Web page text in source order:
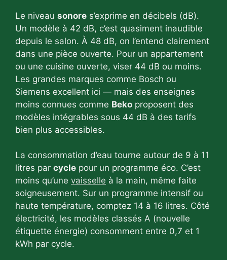
Le niveau sonore s’exprime en décibels (dB).
Un modèle à 42 dB, c’est quasiment inaudible
depuis le salon. À 48 dB, on l’entend clairement
dans une pièce ouverte. Pour un appartement
ou une cuisine ouverte, viser 44 dB ou moins.
Les grandes marques comme Bosch ou
Siemens excellent ici — mais des enseignes
moins connues comme Beko proposent des
modèles intégrables sous 44 dB à des tarifs
bien plus accessibles.
La consommation d’eau tourne autour de 9 à 11
litres par cycle pour un programme éco. C’est
moins qu’une vaisselle à la main, même faite
soigneusement. Sur un programme intensif ou
haute température, comptez 14 à 16 litres. Côté
électricité, les modèles classés A (nouvelle
étiquette énergie) consomment entre 0,7 et 1
kWh par cycle.